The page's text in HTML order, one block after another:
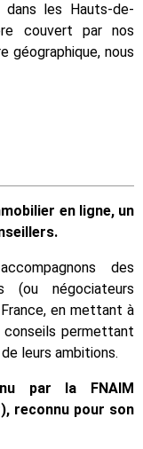
dans les Hauts-de-
couvert par nos
géographique, nous
en ligne, un
des
(ou négociateurs
en mettant à
permettant
leurs ambitions.
par la FNAIM
reconnu pour son